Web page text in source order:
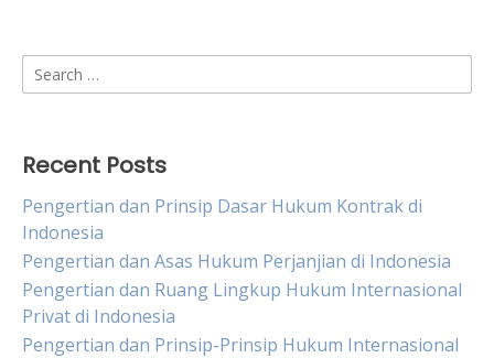
Search
for:
Recent Posts
Pengertian dan Prinsip Dasar Hukum Kontrak di
Indonesia
Pengertian dan Asas Hukum Perjanjian di Indonesia
Pengertian dan Ruang Lingkup Hukum Internasional
Privat di Indonesia
Pengertian dan Prinsip-Prinsip Hukum Internasional